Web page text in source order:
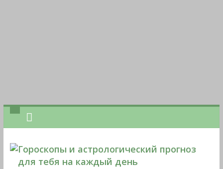
Гороскопы и астрологический прогноз
для тебя на каждый день